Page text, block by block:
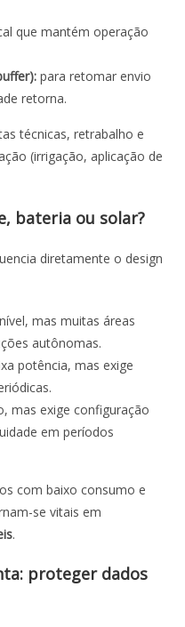
que mantém operação
para retomar envio
retorna.
técnicas, retrabalho e
(irrigação, aplicação de
bateria ou solar?
diretamente o design
mas muitas áreas
autônomas.
potência, mas exige
mas exige configuração
em períodos
com baixo consumo e
se vitais em
.
proteger dados